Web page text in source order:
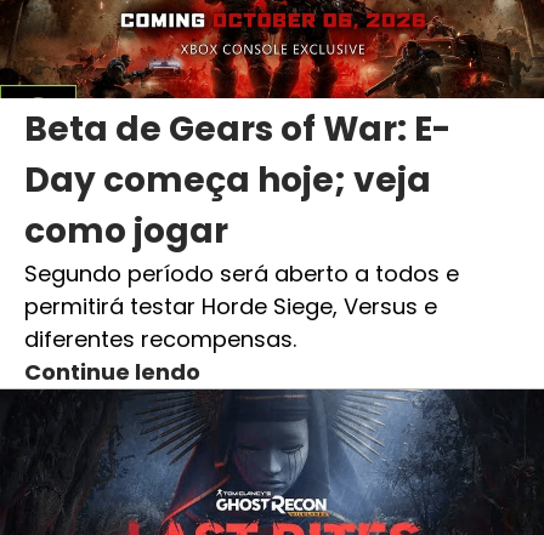
Beta de Gears of War: E-
Day começa hoje; veja
como jogar
Segundo período será aberto a todos e
permitirá testar Horde Siege, Versus e
diferentes recompensas.
Continue lendo